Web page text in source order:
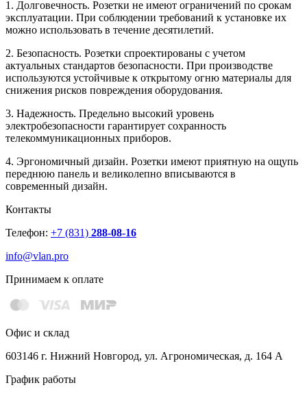
1. Долговечность. Розетки не имеют ограничений по срокам
эксплуатации. При соблюдении требований к установке их
можно использовать в течение десятилетий.
2. Безопасность. Розетки спроектированы с учетом
актуальных стандартов безопасности. При производстве
используются устойчивые к открытому огню материалы для
снижения рисков повреждения оборудования.
3. Надежность. Предельно высокий уровень
электробезопасности гарантирует сохранность
телекоммуникационных приборов.
4. Эргономичный дизайн. Розетки имеют приятную на ощупь
переднюю панель и великолепно вписываются в
современный дизайн.
Контакты
Телефон: +7 (831) 288-08-16
info@vlan.pro
Принимаем к оплате
Офис и склад
603146 г. Нижний Новгород, ул. Агрономическая, д. 164 А
График работы